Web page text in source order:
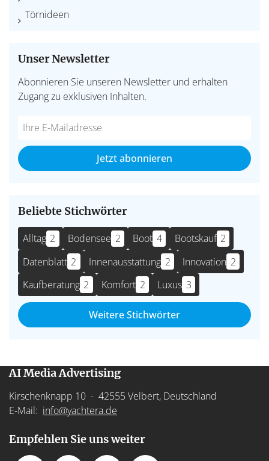
Törnideen
Unser Newsletter
Abonnieren Sie unseren Newsletter und erhalten
Zugang zu exklusiven Inhalten.
Do
fill
this
*Ihre
Mailadresse:
Jetzt abonnieren
Beliebte Stichwörter
Alltag 2 Bodensee 2 Boot 4 Bootskauf 2
Datenblatt 2 Innenausstattung 2 Innovation 2
Kaufberatung 2 Komfort 2 Luxus 3
Weitere Stichwörter
AI Media Advertising
Kirschenknapp 10 - 42555 Velbert, Deutschland
E-Mail: info@yachtera.de
Empfehlen Sie uns weiter